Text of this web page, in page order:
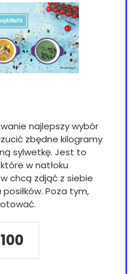
najlepszy wybór
zbędne kilogramy
sylwetkę. Jest to
w natłoku
chcą zdjąć z siebie
Poza tym,
100